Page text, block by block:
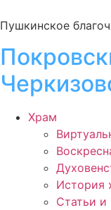
Пушкинское
Храм
История
Статьи и